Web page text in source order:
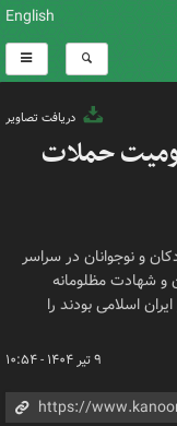
English
دریافت تصاویر
حملات
و نوجوانان در سراسر
و شهادت مظلومانه
اسلامی بودند را
۹ تیر ۱۴۰۴ - ۱۰:۵۴